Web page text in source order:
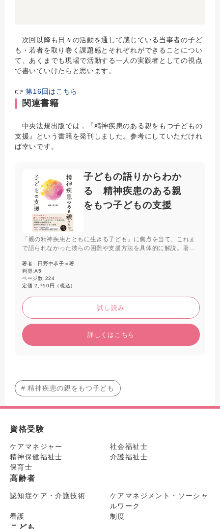
次回以降も日々の活動を通して感じている当事者の子ど
も・若者を取り巻く課題感とそれぞれができることについ
て、あくまでも現場で活動する一人の実践者としての視点
で書いていけたらと思います。
👉第16回はこちら
関連書籍
中央法規出版では，『精神疾患のある親をもつ子どもの
支援』という書籍を発刊しました。参考にしていただけれ
ば幸いです。
子どもの語りからわか
る 精神疾患のある親
をもつ子どもの支援
「親の精神疾患とともに生きる子ども」に焦点を当て、これま
で語られなかった彼らの困難や支援方法を具体的に解説。著者
らかにし、支援方法を示す。地域の支援者や教育関係者必携の
一冊。
著者： 田野中恭子＝著
判型:A5
ページ数:224
定価:2,750円（税込）
試し読み
詳しくはこちら
# 精神疾患の親をもつ子ども
資格受験
ケアマネジャー
社会福祉士
精神保健福祉士
介護福祉士
保育士
高齢者
認知症ケア・介護技術
ケアマネジメント・ソーシャ
ルワーク
看護
制度